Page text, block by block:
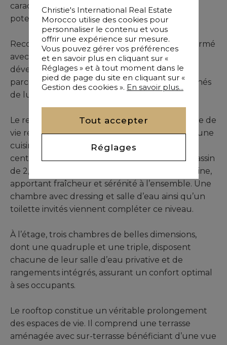
caractère authentique, confort moderne et
potentiel locatif attractif.
Reconstruit intégralement en 2017 en béton armé
avec respect des normes antisismiques, le bien
développe environ 220 m² habitables sur une
parcelle de 77 m², proposant des espaces baignés
de lumière et parfaitement agencés.
Le rez-de-chaussée dévoile un agréable espace de
vie réunissant un salon, une salle à manger et une
cuisine ouverte entièrement équipée. Le patio
central, véritable cœur du riad, accueille un bassin
de 2,80 m x 1,90 m ainsi qu’une élégante fontaine,
apportant fraîcheur et sérénité à l’ensemble. Une
chambre avec dressing et salle d’eau ainsi qu’un
toilette invités viennent compléter ce niveau.
À l’étage, trois chambres de belles dimensions,
dont une quadruple et une triple, disposent
chacune de leur salle d’eau privative et de
rangements intégrés, assurant un confort optimal
à ses occupants.
Le rooftop constitue un véritable prolongement
des espaces de vie. Il comprend une terrasse
aménagée avec sur-terrasse bénéficiant d’une vue
Christie's International Real Estate
Morocco utilise des cookies pour
personnaliser le contenu et vous
offrir une expérience sur mesure.
Vous pouvez gérer vos préférences
et en savoir plus en cliquant sur «
Réglages » et à tout moment dans le
pied de page du site en cliquant sur «
Gestion des cookies ». En savoir plus...
Tout accepter
Réglages